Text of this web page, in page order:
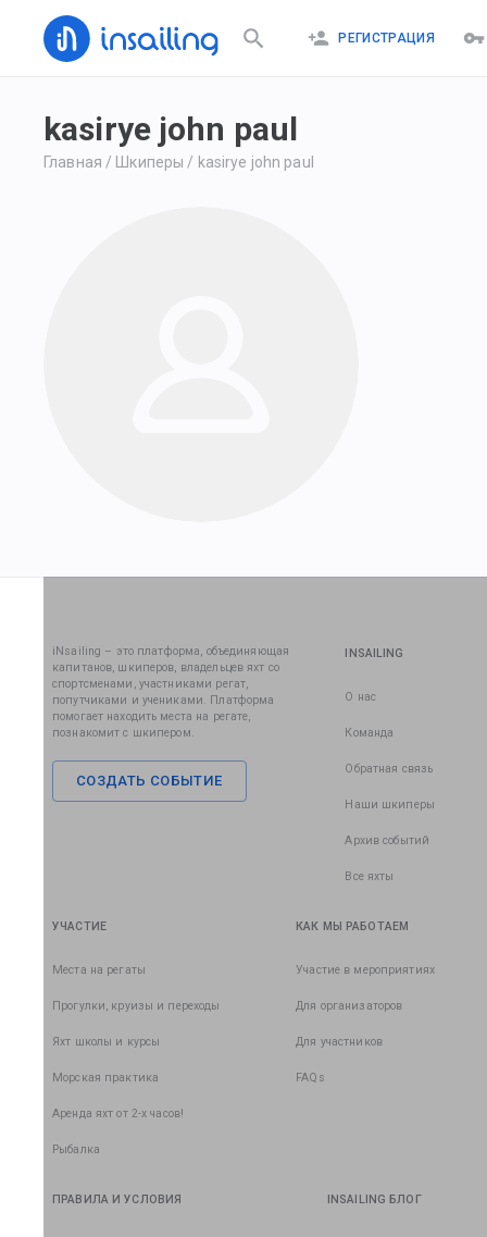
РЕГИСТРАЦИЯ
kasirye john paul
Главная / Шкиперы / kasirye john paul
iNsailing – это платформа, объединяющая
капитанов, шкиперов, владельцев яхт со
спортсменами, участниками регат,
попутчиками и учениками. Платформа
помогает находить места на регате,
познакомит с шкипером.
СОЗДАТЬ СОБЫТИЕ
INSAILING
О нас
Команда
Обратная связь
Наши шкиперы
Архив событий
Все яхты
УЧАСТИЕ
Места на регаты
Прогулки, круизы и переходы
Яхт школы и курсы
Морская практика
Аренда яхт от 2-х часов!
Рыбалка
КАК МЫ РАБОТАЕМ
Участие в мероприятиях
Для организаторов
Для участников
FAQs
ПРАВИЛА И УСЛОВИЯ INSAILING БЛОГ